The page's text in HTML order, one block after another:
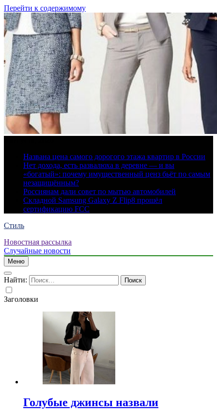
Перейти к содержимому
Названа цена самого дорогого этажа квартир в России
Нет дохода, есть развалюха в деревне — и вы
«богатый»: почему имущественный ценз бьёт по самым
незащищённым?
Россиянам дали совет по мытью автомобилей
Складной Samsung Galaxy Z Flip8 прошёл
сертификацию FCC
Стиль
Новостная рассылка
Случайные новости
Меню
Найти:
Заголовки
Голубые джинсы назвали